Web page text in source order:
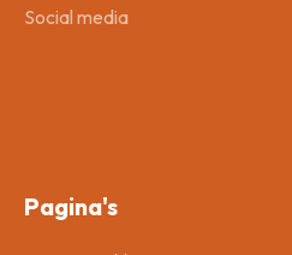
Social media
Pagina's